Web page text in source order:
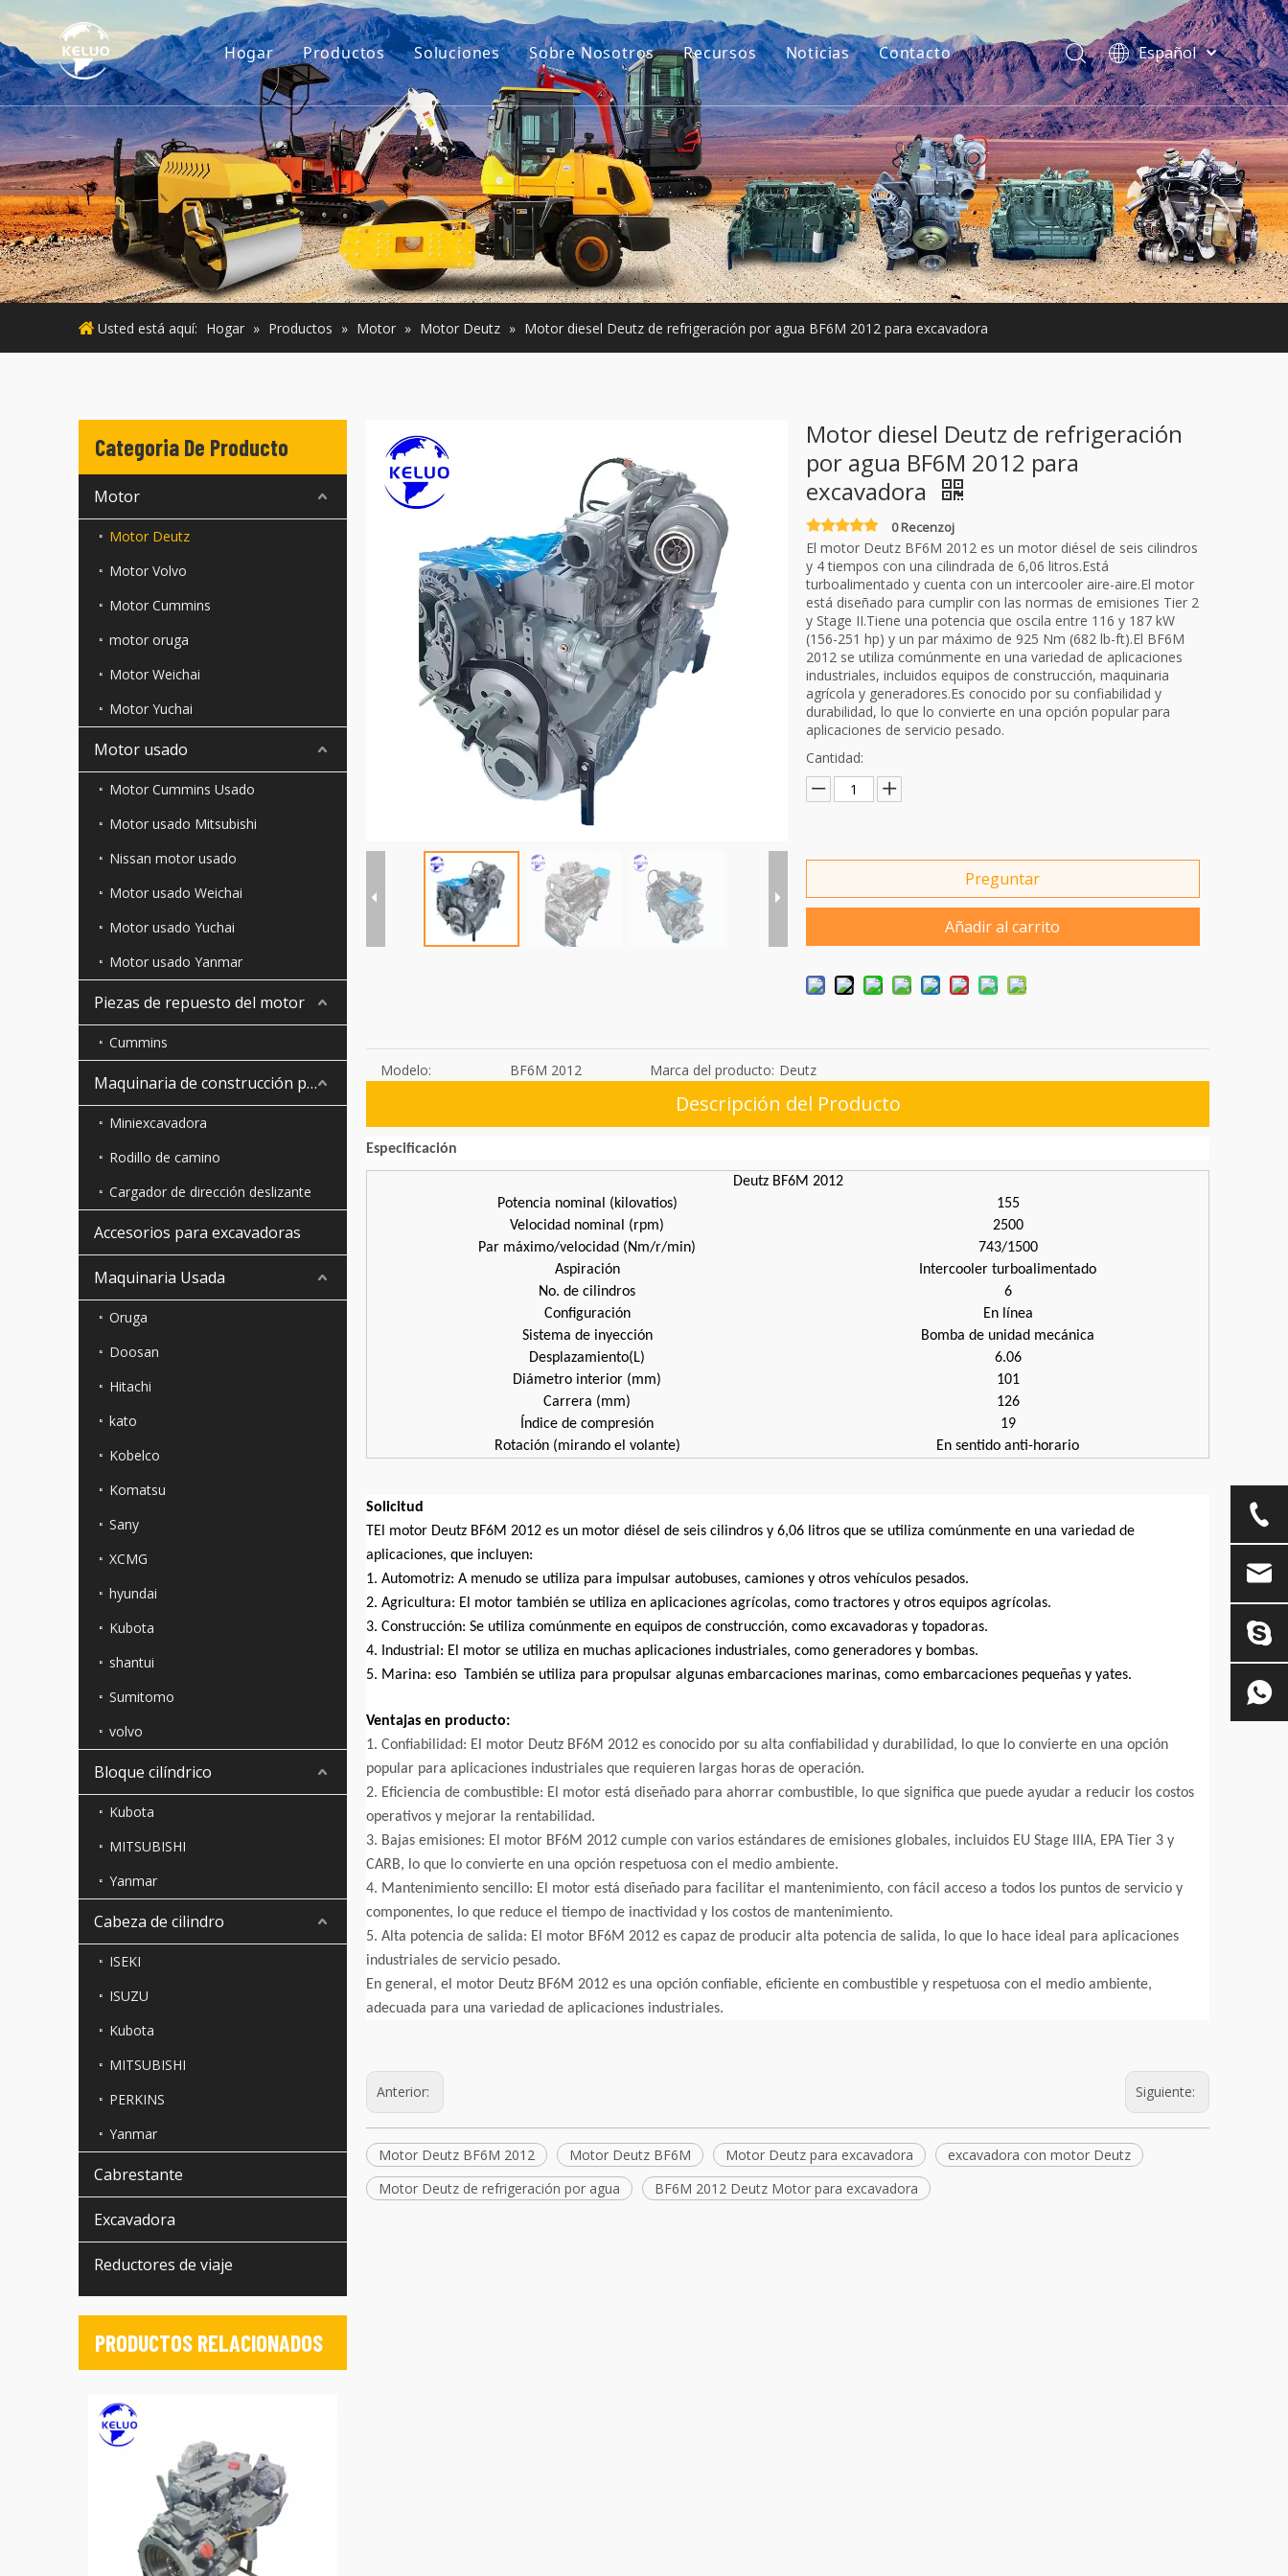
Hogar Productos
Motor
Accesorios para excavadoras
Maquinaria de construcción pequeña
Motor usado
Maquinaria Usada
Soluciones Sobre Nosotros
Nuestra historia
Nuestra ventaja
Recursos
Guías
Preguntas más frecuentes
Vídeos
Noticias Contacto
Español
فارسی
Bahasa
indonesia
Türk dili
ไทย
Italiano
Deutsch
Português
Pусский
English
Usted está aquí: Hogar » Productos » Motor » Motor Deutz » Motor diesel Deutz de refrigeración por agua BF6M 2012 para excavadora
Categoria De Producto
Motor
Motor Deutz
Motor Volvo
Motor Cummins
motor oruga
Motor Weichai
Motor Yuchai
Motor usado
Motor Cummins Usado
Motor usado Mitsubishi
Nissan motor usado
Motor usado Weichai
Motor usado Yuchai
Motor usado Yanmar
Piezas de repuesto del motor
Cummins
Maquinaria de construcción pequeña
Miniexcavadora
Rodillo de camino
Cargador de dirección deslizante
Accesorios para excavadoras
Maquinaria Usada
Oruga
Doosan
Hitachi
kato
Kobelco
Komatsu
Sany
XCMG
hyundai
Kubota
shantui
Sumitomo
volvo
Bloque cilíndrico
Kubota
MITSUBISHI
Yanmar
Cabeza de cilindro
ISEKI
ISUZU
Kubota
MITSUBISHI
PERKINS
Yanmar
Cabrestante
Excavadora
Reductores de viaje
PRODUCTOS RELACIONADOS
Motor diesel Deutz de refrigeración
por agua BF6M 2012 para
excavadora
0 Recenzoj
El motor Deutz BF6M 2012 es un motor diésel de seis cilindros
y 4 tiempos con una cilindrada de 6,06 litros.Está
turboalimentado y cuenta con un intercooler aire-aire.El motor
está diseñado para cumplir con las normas de emisiones Tier 2
y Stage II.Tiene una potencia que oscila entre 116 y 187 kW
(156-251 hp) y un par máximo de 925 Nm (682 lb-ft).El BF6M
2012 se utiliza comúnmente en una variedad de aplicaciones
industriales, incluidos equipos de construcción, maquinaria
agrícola y generadores.Es conocido por su confiabilidad y
durabilidad, lo que lo convierte en una opción popular para
aplicaciones de servicio pesado.
Cantidad:
Preguntar
Añadir al carrito
Modelo: BF6M 2012 Marca del producto: Deutz
Descripción del Producto
Especificación
Deutz BF6M 2012
Potencia nominal (kilovatios)
155
Velocidad nominal (rpm)
2500
Par máximo/velocidad (Nm/r/min)
743/1500
Aspiración
Intercooler turboalimentado
No. de cilindros
6
Configuración
En línea
Sistema de inyección
Bomba de unidad mecánica
Desplazamiento(L)
6.06
Diámetro interior (mm)
101
Carrera (mm)
126
Índice de compresión
19
Rotación (mirando el volante)
En sentido anti-horario
Solicitud
TEl motor Deutz BF6M 2012 es un motor diésel de seis cilindros y 6,06 litros que se utiliza comúnmente en una variedad de
aplicaciones, que incluyen:
1. Automotriz: A menudo se utiliza para impulsar autobuses, camiones y otros vehículos pesados.
2. Agricultura: El motor también se utiliza en aplicaciones agrícolas, como tractores y otros equipos agrícolas.
3. Construcción: Se utiliza comúnmente en equipos de construcción, como excavadoras y topadoras.
4. Industrial: El motor se utiliza en muchas aplicaciones industriales, como generadores y bombas.
5. Marina: eso También se utiliza para propulsar algunas embarcaciones marinas, como embarcaciones pequeñas y yates.
Ventajas en producto:
1. Confiabilidad: El motor Deutz BF6M 2012 es conocido por su alta confiabilidad y durabilidad, lo que lo convierte en una opción
popular para aplicaciones industriales que requieren largas horas de operación.
2. Eficiencia de combustible: El motor está diseñado para ahorrar combustible, lo que significa que puede ayudar a reducir los costos
operativos y mejorar la rentabilidad.
3. Bajas emisiones: El motor BF6M 2012 cumple con varios estándares de emisiones globales, incluidos EU Stage IIIA, EPA Tier 3 y
CARB, lo que lo convierte en una opción respetuosa con el medio ambiente.
4. Mantenimiento sencillo: El motor está diseñado para facilitar el mantenimiento, con fácil acceso a todos los puntos de servicio y
componentes, lo que reduce el tiempo de inactividad y los costos de mantenimiento.
5. Alta potencia de salida: El motor BF6M 2012 es capaz de producir alta potencia de salida, lo que lo hace ideal para aplicaciones
industriales de servicio pesado.
En general, el motor Deutz BF6M 2012 es una opción confiable, eficiente en combustible y respetuosa con el medio ambiente,
adecuada para una variedad de aplicaciones industriales.
Anterior: Siguiente:
Motor Deutz BF6M 2012 Motor Deutz BF6M Motor Deutz para excavadora
excavadora con motor Deutz
Motor Deutz de refrigeración por agua
BF6M 2012 Deutz Motor para excavadora